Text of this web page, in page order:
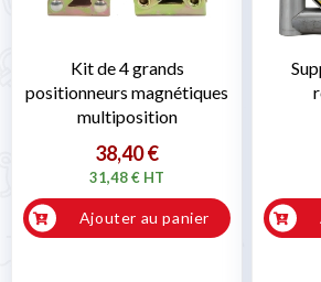
Kit de 4 grands
positionneurs magnétiques
multiposition
38,40 €
31,48 € HT
Ajouter au panier